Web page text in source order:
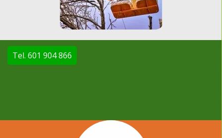
Tel. 601 904 866